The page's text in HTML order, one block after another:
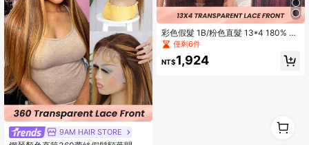
9AM HAIR STORE
彩色假髮 1B/粉色直髮 13*4 180% 柔
軟蕾絲正面真人髮假髮
僅剩6件
NT$1,924